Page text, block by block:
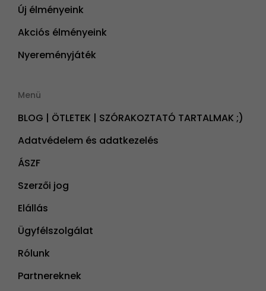
Új élményeink
Akciós élményeink
Nyereményjáték
Menü
BLOG | ÖTLETEK | SZÓRAKOZTATÓ TARTALMAK ;)
Adatvédelem és adatkezelés
ÁSZF
Szerzői jog
Elállás
Ügyfélszolgálat
Rólunk
Partnereknek